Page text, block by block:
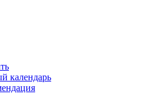
календарь